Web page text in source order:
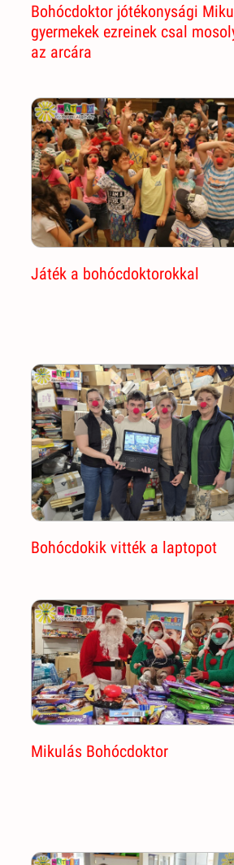
Bohócdoktor jótékonysági
gyermekek ezreinek csal
az arcára
Játék a bohócdoktorokkal
Bohócdokik vitték a laptopot
Mikulás Bohócdoktor